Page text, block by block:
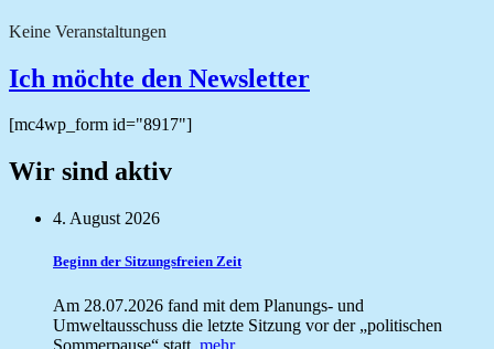
Keine Veranstaltungen
Ich möchte den Newsletter
[mc4wp_form id="8917"]
Wir sind aktiv
4. August 2026
Beginn der Sitzungsfreien Zeit
Am 28.07.2026 fand mit dem Planungs- und
Umweltausschuss die letzte Sitzung vor der „politischen
Sommerpause“ statt. mehr